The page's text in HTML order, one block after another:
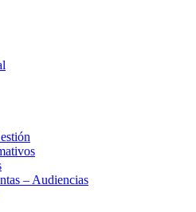
– Audiencias